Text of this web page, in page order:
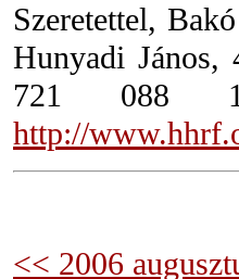
Szeretettel,
Hunyadi
721 088
http://
<< 2006